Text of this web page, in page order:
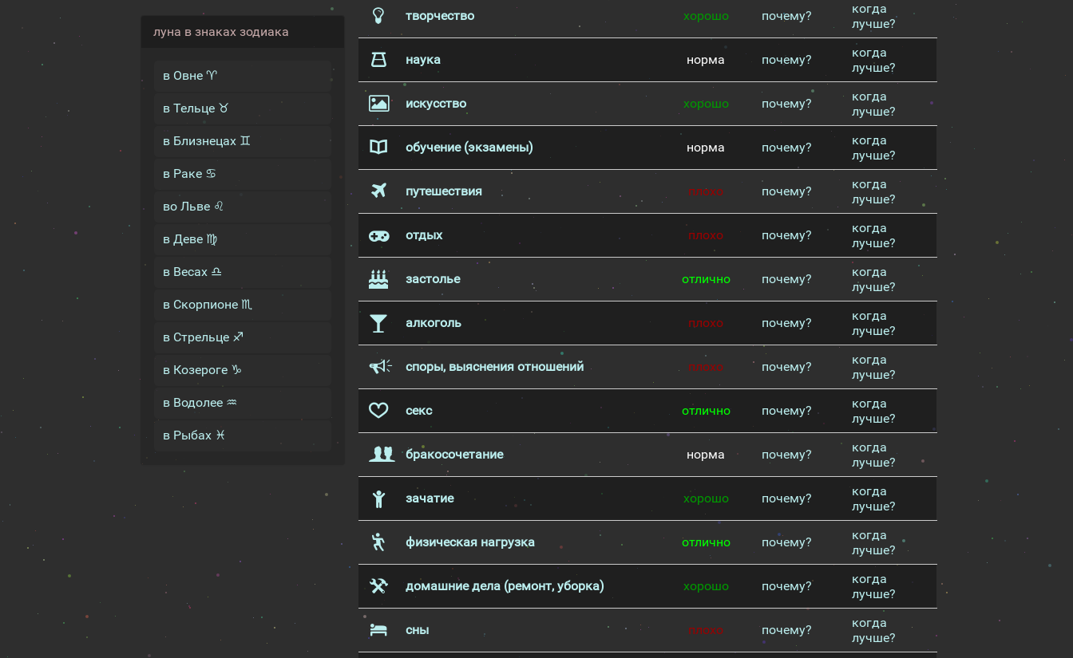
луна в знаках зодиака
в Овне ♈
в Тельце ♉
в Близнецах ♊
в Раке ♋
во Льве ♌
в Деве ♍
в Весах ♎
в Скорпионе ♏
в Стрельце ♐
в Козероге ♑
в Водолее ♒
в Рыбах ♓
творчество хорошо почему?
когда
лучше?
наука норма почему?
когда
лучше?
искусство хорошо почему?
когда
лучше?
обучение (экзамены) норма почему?
когда
лучше?
путешествия плохо почему?
когда
лучше?
отдых плохо почему?
когда
лучше?
застолье отлично почему?
когда
лучше?
алкоголь плохо почему?
когда
лучше?
споры, выяснения отношений плохо почему?
когда
лучше?
секс отлично почему?
когда
лучше?
бракосочетание норма почему?
когда
лучше?
зачатие хорошо почему?
когда
лучше?
физическая нагрузка отлично почему?
когда
лучше?
домашние дела (ремонт, уборка) хорошо почему?
когда
лучше?
сны плохо почему?
когда
лучше?